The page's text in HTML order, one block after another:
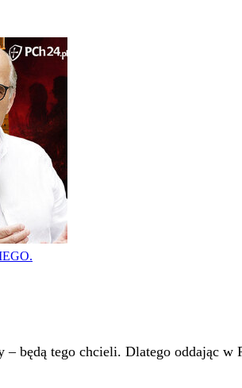
będą tego chcieli. Dlatego oddając w